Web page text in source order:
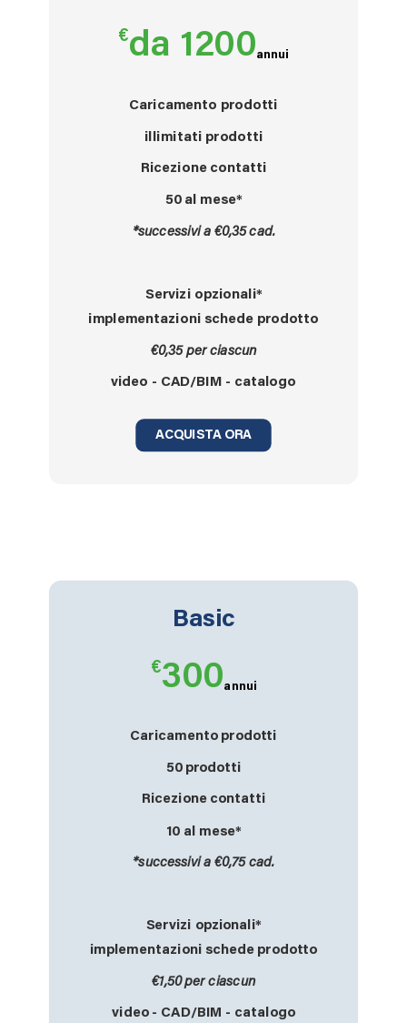
€da 1200annui
Caricamento prodotti
illimitati prodotti
Ricezione contatti
50 al mese*
*successivi a €0,35 cad.
Servizi opzionali*
implementazioni schede prodotto
€0,35 per ciascun
video - CAD/BIM - catalogo
ACQUISTA ORA
Basic
€300annui
Caricamento prodotti
50prodotti
Ricezione contatti
10 al mese*
*successivi a €0,75 cad.
Servizi opzionali*
implementazioni schede prodotto
€1,50 per ciascun
video - CAD/BIM - catalogo